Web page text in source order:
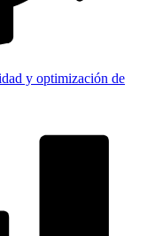
y optimización de